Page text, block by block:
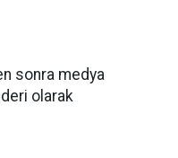
sonra medya
olarak